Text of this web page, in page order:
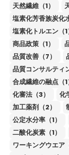
天然繊維（1）
塩素化芳香族炭化
塩素化トルエン（1
商品政策（1）
品質改善（7）
品質コンサルティ
合成繊維の融点（1
化審法（3）
化
加工薬剤（2）
公定水分率（1）
二酸化炭素（1）
ワーキングウエア（